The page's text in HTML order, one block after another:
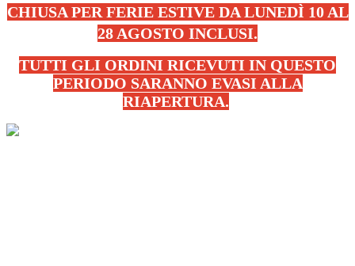
CHIUSA PER FERIE ESTIVE DA LUNEDÌ 10 AL
28 AGOSTO INCLUSI.
TUTTI GLI ORDINI RICEVUTI IN QUESTO
PERIODO SARANNO EVASI ALLA
RIAPERTURA.